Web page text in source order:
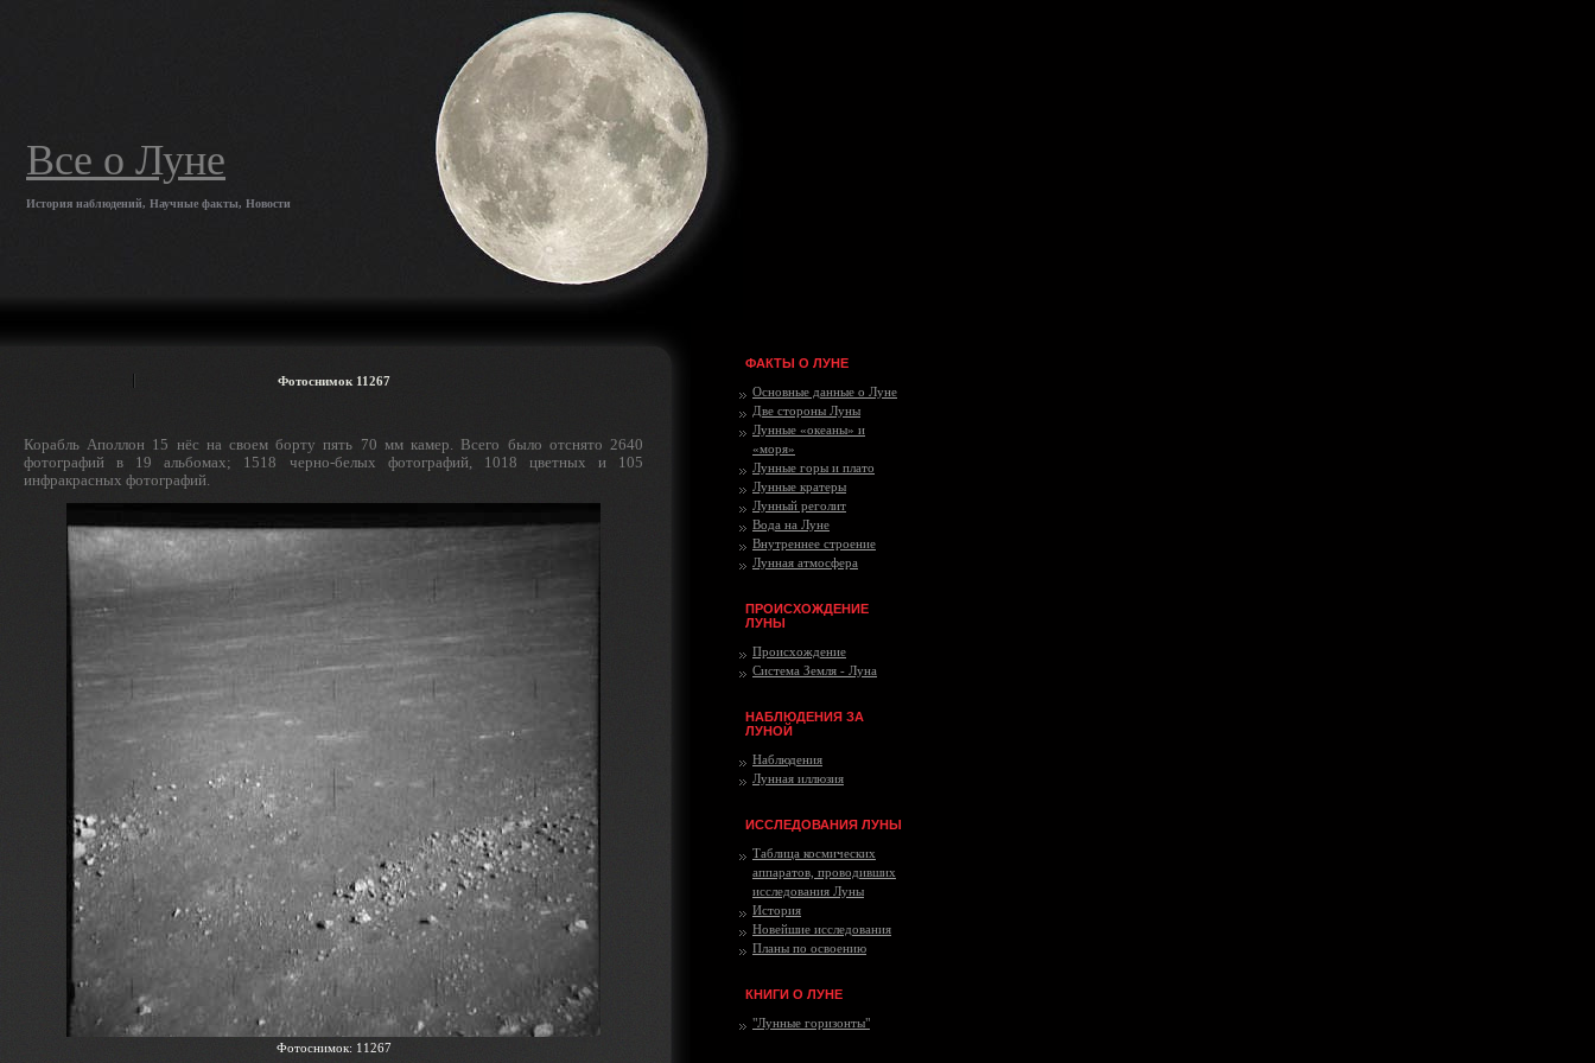
Все о Луне
История наблюдений, Научные факты, Новости
Фотоснимок 11267
Корабль Аполлон 15 нёс на своем борту пять 70 мм камер. Всего было отснято 2640
фотографий в 19 альбомах; 1518 черно-белых фотографий, 1018 цветных и 105
инфракрасных фотографий.
Фотоснимок: 11267
ФАКТЫ О ЛУНЕ
Основные данные о Луне
Две стороны Луны
Лунные «океаны» и
«моря»
Лунные горы и плато
Лунные кратеры
Лунный реголит
Вода на Луне
Внутреннее строение
Лунная атмосфера
ПРОИСХОЖДЕНИЕ
ЛУНЫ
Происхождение
Система Земля - Луна
НАБЛЮДЕНИЯ ЗА
ЛУНОЙ
Наблюдения
Лунная иллюзия
ИССЛЕДОВАНИЯ ЛУНЫ
Таблица космических
аппаратов, проводивших
исследования Луны
История
Новейшие исследования
Планы по освоению
КНИГИ О ЛУНЕ
"Лунные горизонты"